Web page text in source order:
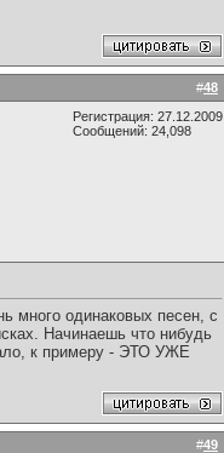
#48
Регистрация: 27.12.2009
Сообщений: 24,098
много одинаковых песен, с
Начинаешь что нибудь
к примеру - ЭТО УЖЕ
#49